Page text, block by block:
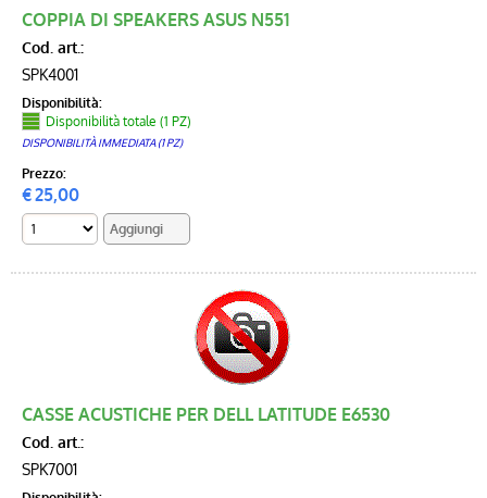
COPPIA DI SPEAKERS ASUS N551
Cod. art.:
SPK4001
Disponibilità:
Disponibilità totale (1 PZ)
DISPONIBILITÀ IMMEDIATA (1 PZ)
Prezzo:
€25,00
CASSE ACUSTICHE PER DELL LATITUDE E6530
Cod. art.:
SPK7001